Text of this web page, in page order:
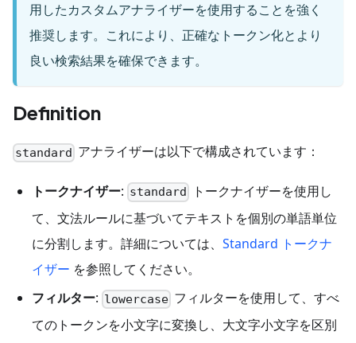
用したカスタムアナライザーを使用することを強く
推奨します。これにより、正確なトークン化とより
良い検索結果を確保できます。
Definition
standard アナライザーは以下で構成されています：
トークナイザー: standard
トークナイザーを使用し
て、文法ルールに基づいてテキストを個別の単語単位
に分割します。詳細については、 Standard トークナ
イザー を参照してください。
フィルター: lowercase フィルターを使用して、すべ
てのトークンを小文字に変換し、大文字小文字を区別